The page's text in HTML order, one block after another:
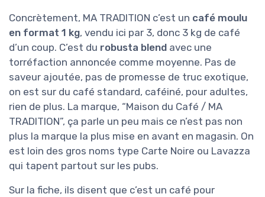
Concrètement, MA TRADITION c’est un café moulu
en format 1 kg, vendu ici par 3, donc 3 kg de café
d’un coup. C’est du robusta blend avec une
torréfaction annoncée comme moyenne. Pas de
saveur ajoutée, pas de promesse de truc exotique,
on est sur du café standard, caféiné, pour adultes,
rien de plus. La marque, “Maison du Café / MA
TRADITION”, ça parle un peu mais ce n’est pas non
plus la marque la plus mise en avant en magasin. On
est loin des gros noms type Carte Noire ou Lavazza
qui tapent partout sur les pubs.
Sur la fiche, ils disent que c’est un café pour